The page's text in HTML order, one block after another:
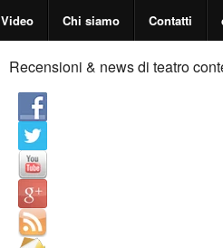
Video Chi siamo Contatti
Recensioni & news di teatro